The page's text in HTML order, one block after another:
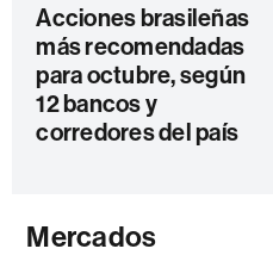
Acciones brasileñas
más recomendadas
para octubre, según
12 bancos y
corredores del país
Mercados